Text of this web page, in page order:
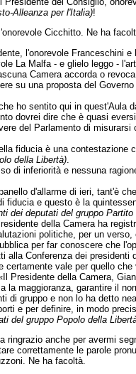
Alleanza per l'Italia)!
Cicchitto. Ne ha
l'onorevole Franceschini
La Malfa - e glielo leggo -
Camera accorda o
su una proposta del
ho sentito qui in quest'Aula
dovrei dire che è quasi
del Parlamento di
fiducia è una
della Libertà)
di inferiorità e nessuna
d'allarme di ieri, tant'è
fiducia e questo è la
dei deputati del gruppo
della Camera ha
politiche, per un
per far conoscere che
alla Conferenza dei presidenti
certamente vale per quello
Presidente della Camera,
maggioranza, garantire il
di gruppo e non lo ha detto
e per definire, in modo
del gruppo Popolo della
ringrazio anche per avermi
correttamente le parole
Ne ha facoltà.